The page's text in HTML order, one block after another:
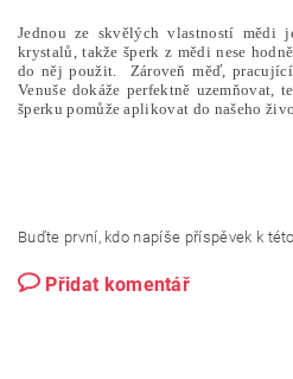
Jednou ze skvělých vlastností mědi
krystalů, takže šperk z mědi nese
do něj použit. Zároveň měď,
Venuše dokáže perfektně uzemňovat,
šperku pomůže aplikovat do našeho
Buďte první, kdo napíše příspěvek k
Přidat komentář